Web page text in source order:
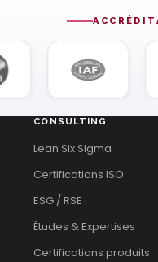
CONSULTING
Lean Six Sigma
Certifications ISO
ESG / RSE
Études & Expertises
Certifications produits